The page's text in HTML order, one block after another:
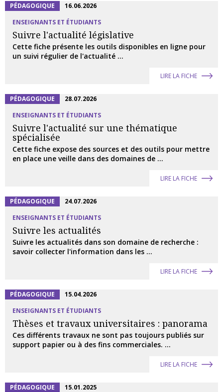
PÉDAGOGIQUE
16.06.2026
ENSEIGNANTS ET ÉTUDIANTS
Suivre l'actualité législative
Cette fiche présente les outils disponibles en ligne pour
un suivi régulier de l'actualité ...
LIRE LA FICHE
PÉDAGOGIQUE
28.07.2026
ENSEIGNANTS ET ÉTUDIANTS
Suivre l'actualité sur une thématique
spécialisée
Cette fiche expose des sources et des outils pour mettre
en place une veille dans des domaines de ...
LIRE LA FICHE
PÉDAGOGIQUE
24.07.2026
ENSEIGNANTS ET ÉTUDIANTS
Suivre les actualités
Suivre les actualités dans son domaine de recherche :
savoir collecter l'information dans les ...
LIRE LA FICHE
PÉDAGOGIQUE
15.04.2026
ENSEIGNANTS ET ÉTUDIANTS
Thèses et travaux universitaires : panorama
Ces différents travaux ne sont pas toujours publiés sur
support papier ou à des fins commerciales. ...
LIRE LA FICHE
PÉDAGOGIQUE
15.01.2025